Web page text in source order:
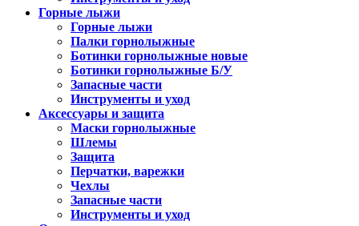
Горные лыжи
Горные лыжи
Палки горнолыжные
Ботинки горнолыжные новые
Ботинки горнолыжные Б/У
Запасные части
Инструменты и уход
Аксессуары и защита
Маски горнолыжные
Шлемы
Защита
Перчатки, варежки
Чехлы
Запасные части
Инструменты и уход